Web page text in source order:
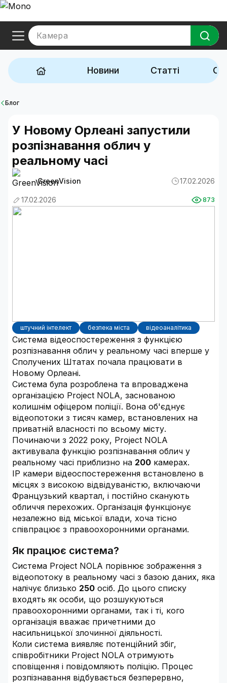
Камера
Новини Статті
Блог
У Новому Орлеані запустили
розпізнавання облич у
реальному часі
GreenVision 17.02.2026
17.02.2026 873
штучний інтелект безпека міста відеоаналітика
Система відеоспостереження з функцією
розпізнавання облич у реальному часі вперше у
Сполучених Штатах почала працювати в
Новому Орлеані.
Система була розроблена та впроваджена
організацією Project NOLA, заснованою
колишнім офіцером поліції. Вона об'єднує
відеопотоки з тисяч камер, встановлених на
приватній власності по всьому місту.
Починаючи з 2022 року, Project NOLA
активувала функцію розпізнавання облич у
реальному часі приблизно на 200 камерах.
IP камери відеоспостереження встановлено в
місцях з високою відвідуваністю, включаючи
Французький квартал, і постійно сканують
обличчя перехожих. Організація функціонує
незалежно від міської влади, хоча тісно
співпрацює з правоохоронними органами.
Як працює система?
Система Project NOLA порівнює зображення з
відеопотоку в реальному часі з базою даних, яка
налічує близько 250 осіб. До цього списку
входять як особи, що розшукуються
правоохоронними органами, так і ті, кого
організація вважає причетними до
насильницької злочинної діяльності.
Коли система виявляє потенційний збіг,
співробітники Project NOLA отримують
сповіщення і повідомляють поліцію. Процес
розпізнавання відбувається безперервно,